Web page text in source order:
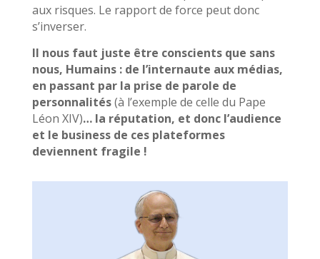
aux risques. Le rapport de force peut donc
s’inverser.
Il nous faut juste être conscients que sans
nous, Humains : de l’internaute aux médias,
en passant par la prise de parole de
personnalités(à l’exemple de celle du Pape
Léon XIV)… la réputation, et donc l’audience
et le business de ces plateformes
deviennent fragile !